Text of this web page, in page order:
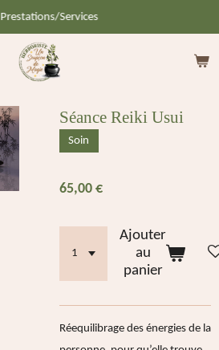
Prestations/Services
Séance Reiki Usui
Soin
65,00 €
Ajouter
au
panier
Réequilibrage des énergies de la